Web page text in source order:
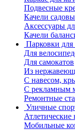
Подвесные
Качели
Аксессуары
Качели
Парковки для
Для
Для самокатов
Из
С навесом,
С рекламным
Ремонтные
Уличные
Атлетические
Мобильные